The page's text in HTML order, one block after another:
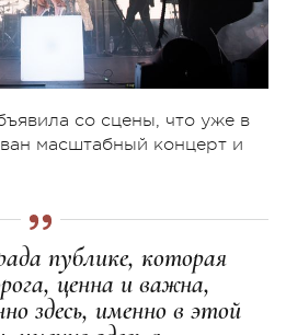
со сцены, что уже в
масштабный концерт и
публике, которая
ценна и важна,
здесь, именно в этой